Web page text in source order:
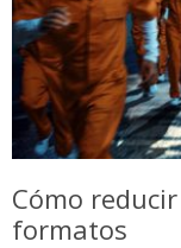
Cómo
formatos